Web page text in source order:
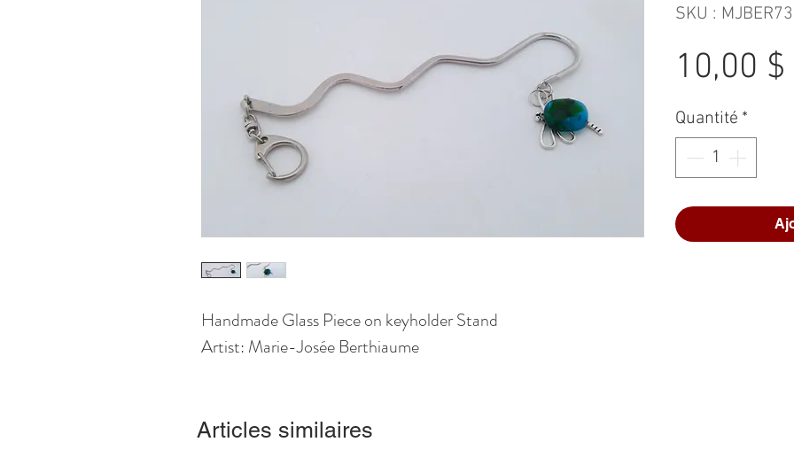
Handmade Glass Piece on keyholder Stand
Artist: Marie-Josée Berthiaume
SKU : MJBER73
10,00 $
Quantité *
Articles similaires